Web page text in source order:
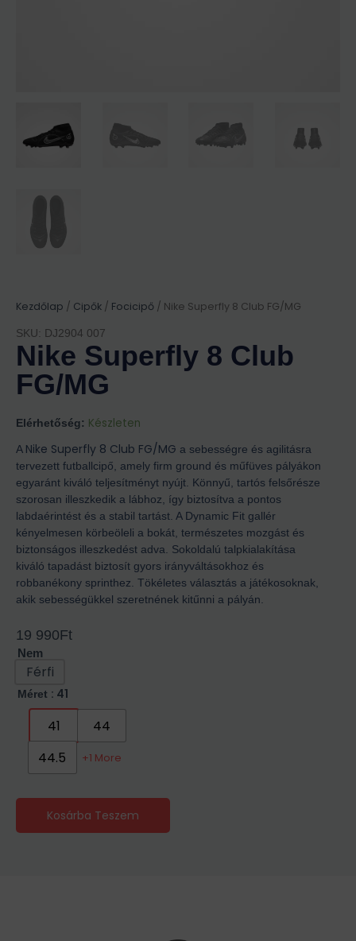
Kezdőlap / Cipők / Focicipő / Nike Superfly 8 Club FG/MG
SKU: DJ2904 007
Nike Superfly 8 Club
FG/MG
Elérhetőség: Készleten
A Nike Superfly 8 Club FG/MG a sebességre és agilitásra
tervezett futballcipő, amely firm ground és műfüves pályákon
egyaránt kiváló teljesítményt nyújt. Könnyű, tartós felsőrésze
szorosan illeszkedik a lábhoz, így biztosítva a pontos
labdaérintést és a stabil tartást. A Dynamic Fit gallér
kényelmesen körbeöleli a bokát, természetes mozgást és
biztonságos illeszkedést adva. Sokoldalú talpkialakítása
kiváló tapadást biztosít gyors irányváltásokhoz és
robbanékony sprinthez. Tökéletes választás a játékosoknak,
akik sebességükkel szeretnének kitűnni a pályán.
19 990Ft
Nem
Férfi
Méret : 41
41
44
44.5
+1 More
Kosárba Teszem